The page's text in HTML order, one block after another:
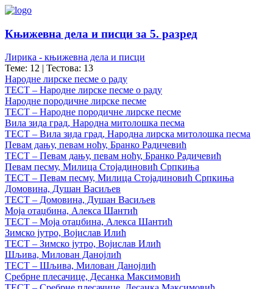
Књижевна дела и писци за 5. разред
Лирика - књижевна дела и писци
Теме: 12 | Тестова: 13
Народне лирске песме о раду
ТЕСТ – Народне лирске песме о раду
Народне породичне лирске песме
ТЕСТ – Народне породичне лирске песме
Вила зида град, Народна митолошка песма
ТЕСТ – Вила зида град, Народна лирска митолошка песма
Певам дању, певам ноћу, Бранко Радичевић
ТЕСТ – Певам дању, певам ноћу, Бранко Радичевић
Певам песму, Милица Стојадиновић Српкиња
ТЕСТ – Певам песму, Милица Стојадиновић Српкиња
Домовина, Душан Васиљев
ТЕСТ – Домовина, Душан Васиљев
Моја отаџбина, Алекса Шантић
ТЕСТ – Моја отаџбина, Алекса Шантић
Зимско јутро, Војислав Илић
ТЕСТ – Зимско јутро, Војислав Илић
Шљива, Милован Данојлић
ТЕСТ – Шљива, Милован Данојлић
Сребрне плесачице, Десанка Максимовић